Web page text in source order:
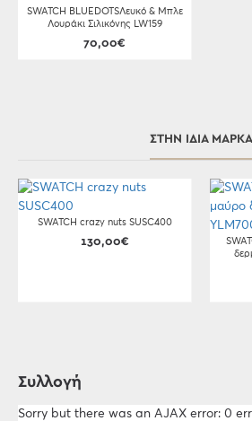
SWATCH BLUEDOTSΛευκό & Μπλε
Λουράκι Σιλικόνης LW159
70,00€
ΣΤΗΝ ΊΔΙΑ ΜΆΡΚΑ
SWATCH crazy nuts SUSC400
130,00€
Συλλογή
Sorry but there was an AJAX error: 0